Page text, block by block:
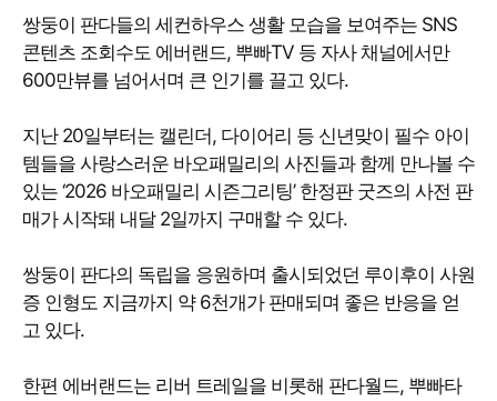
쌍둥이 판다들의 세컨하우스 생활 모습을 보여주는 SNS
콘텐츠 조회수도 에버랜드, 뿌빠TV 등 자사 채널에서만
600만뷰를 넘어서며 큰 인기를 끌고 있다.
지난 20일부터는 캘린더, 다이어리 등 신년맞이 필수 아이
템들을 사랑스러운 바오패밀리의 사진들과 함께 만나볼 수
있는 ‘2026 바오패밀리 시즌그리팅’ 한정판 굿즈의 사전 판
매가 시작돼 내달 2일까지 구매할 수 있다.
쌍둥이 판다의 독립을 응원하며 출시되었던 루이후이 사원
증 인형도 지금까지 약 6천개가 판매되며 좋은 반응을 얻
고 있다.
한편 에버랜드는 리버 트레일을 비롯해 판다월드, 뿌빠타